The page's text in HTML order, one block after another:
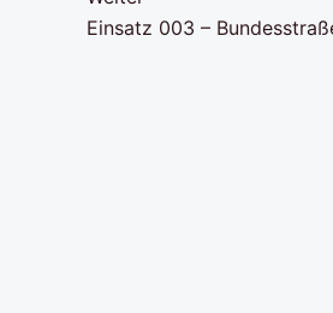
Einsatz 003 –